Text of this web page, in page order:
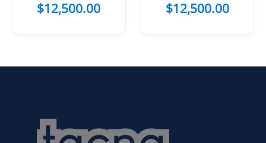
$12,500.00 $12,500.00